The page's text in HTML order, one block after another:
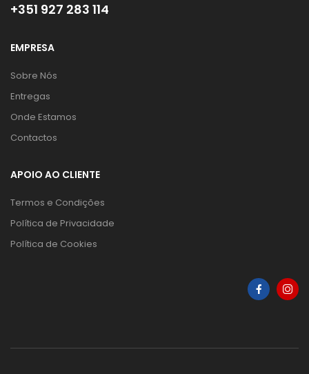
+351 927 283 114
EMPRESA
Sobre Nós
Entregas
Onde Estamos
Contactos
APOIO AO CLIENTE
Termos e Condições
Política de Privacidade
Política de Cookies